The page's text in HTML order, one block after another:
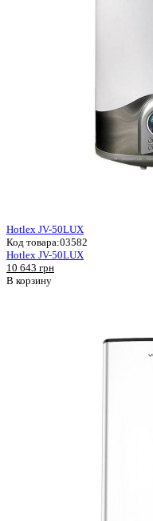
Hotlex JV-50LUX
Код товара:03582
Hotlex JV-50LUX
10 643 грн
В корзину